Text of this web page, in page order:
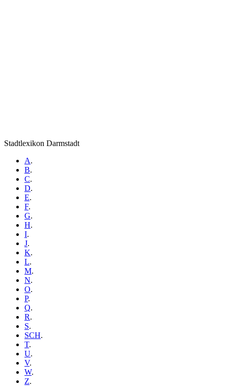
Stadtlexikon Darmstadt
A.
B.
C.
D.
E.
F.
G.
H.
I.
J.
K.
L.
M.
N.
O.
P.
Q.
R.
S.
SCH.
T.
U.
V.
W.
Z.